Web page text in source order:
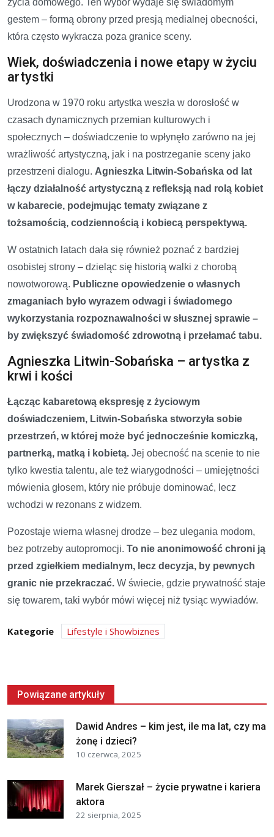
życia domowego. Ten wybór wydaje się świadomym
gestem – formą obrony przed presją medialnej obecności,
która często wykracza poza granice sceny.
Wiek, doświadczenia i nowe etapy w życiu
artystki
Urodzona w 1970 roku artystka weszła w dorosłość w
czasach dynamicznych przemian kulturowych i
społecznych – doświadczenie to wpłynęło zarówno na jej
wrażliwość artystyczną, jak i na postrzeganie sceny jako
przestrzeni dialogu. Agnieszka Litwin-Sobańska od lat
łączy działalność artystyczną z refleksją nad rolą kobiet
w kabarecie, podejmując tematy związane z
tożsamością, codziennością i kobiecą perspektywą.
W ostatnich latach dała się również poznać z bardziej
osobistej strony – dzieląc się historią walki z chorobą
nowotworową. Publiczne opowiedzenie o własnych
zmaganiach było wyrazem odwagi i świadomego
wykorzystania rozpoznawalności w słusznej sprawie –
by zwiększyć świadomość zdrowotną i przełamać tabu.
Agnieszka Litwin-Sobańska – artystka z
krwi i kości
Łącząc kabaretową ekspresję z życiowym
doświadczeniem, Litwin-Sobańska stworzyła sobie
przestrzeń, w której może być jednocześnie komiczką,
partnerką, matką i kobietą. Jej obecność na scenie to nie
tylko kwestia talentu, ale też wiarygodności – umiejętności
mówienia głosem, który nie próbuje dominować, lecz
wchodzi w rezonans z widzem.
Pozostaje wierna własnej drodze – bez ulegania modom,
bez potrzeby autopromocji. To nie anonimowość chroni ją
przed zgiełkiem medialnym, lecz decyzja, by pewnych
granic nie przekraczać. W świecie, gdzie prywatność staje
się towarem, taki wybór mówi więcej niż tysiąc wywiadów.
Kategorie Lifestyle i Showbiznes
Powiązane artykuły
Dawid Andres – kim jest, ile ma lat, czy ma
żonę i dzieci?
10 czerwca, 2025
Marek Gierszał – życie prywatne i kariera
aktora
22 sierpnia, 2025